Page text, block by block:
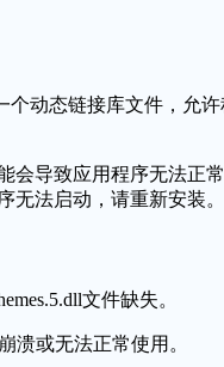
个动态链接库文件，允
会导致应用程序无法
无法启动，请重新安装。
文件缺失。
溃或无法正常使用。